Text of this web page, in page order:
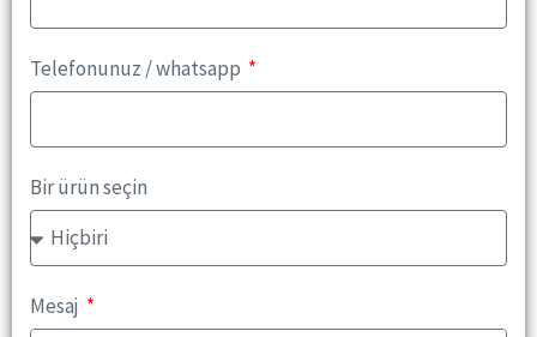
Telefonunuz / whatsapp
Bir ürün seçin
Mesaj